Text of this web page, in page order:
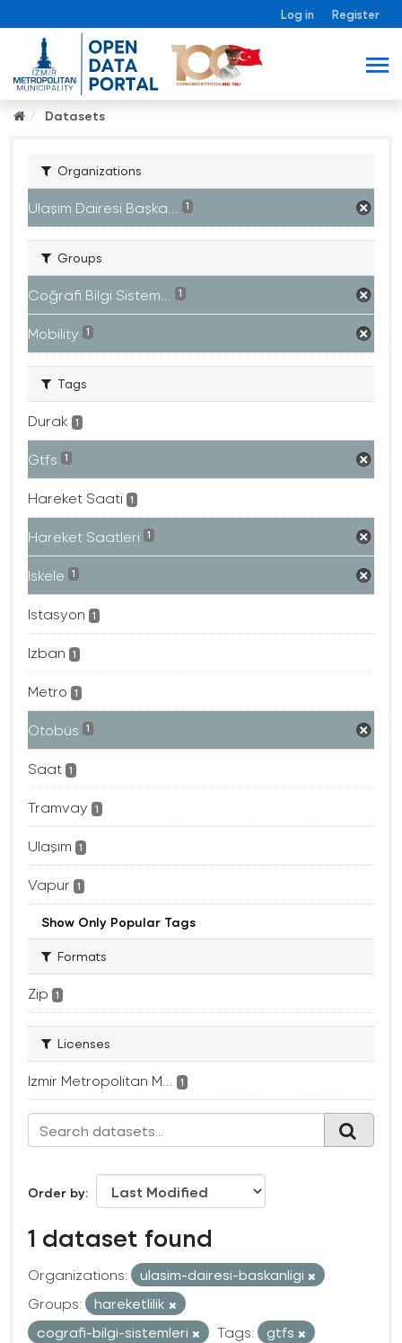
Log in Register
Datasets
Organizations
Ulaşım Dairesi Başka... 1
Groups
Coğrafi Bilgi Sistem... 1
Mobility 1
Tags
Durak 1
Gtfs 1
Hareket Saati 1
Hareket Saatleri 1
Iskele 1
Istasyon 1
Izban 1
Metro 1
Otobüs 1
Saat 1
Tramvay 1
Ulaşım 1
Vapur 1
Show Only Popular Tags
Formats
Zip 1
Licenses
Izmir Metropolitan M... 1
Order by
1 dataset found
Organizations:
ulasim-dairesi-baskanligi
Groups:
hareketlilik
cografi-bilgi-sistemleri
Tags:
gtfs